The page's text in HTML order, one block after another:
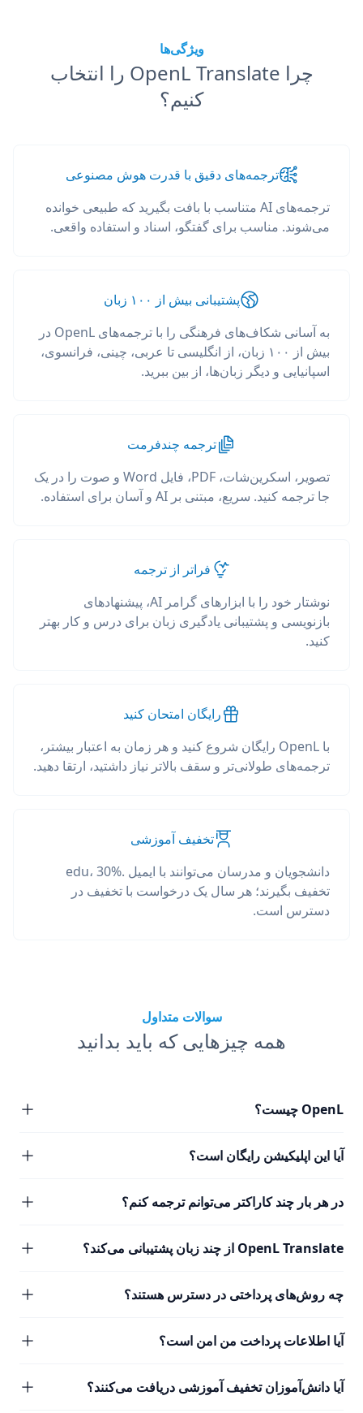
ویژگی‌ها
چرا OpenL Translate را انتخاب
کنیم؟
ترجمه‌های دقیق با قدرت هوش مصنوعی
ترجمه‌های AI متناسب با بافت بگیرید که طبیعی خوانده
می‌شوند. مناسب برای گفتگو، اسناد و استفاده واقعی.
پشتیبانی بیش از ۱۰۰ زبان
به آسانی شکاف‌های فرهنگی را با ترجمه‌های OpenL در
بیش از ۱۰۰ زبان، از انگلیسی تا عربی، چینی، فرانسوی،
اسپانیایی و دیگر زبان‌ها، از بین ببرید.
ترجمه چندفرمت
تصویر، اسکرین‌شات، PDF، فایل Word و صوت را در یک
جا ترجمه کنید. سریع، مبتنی بر AI و آسان برای استفاده.
فراتر از ترجمه
نوشتار خود را با ابزارهای گرامر AI، پیشنهادهای
بازنویسی و پشتیبانی یادگیری زبان برای درس و کار بهتر
کنید.
رایگان امتحان کنید
با OpenL رایگان شروع کنید و هر زمان به اعتبار بیشتر،
ترجمه‌های طولانی‌تر و سقف بالاتر نیاز داشتید، ارتقا دهید.
تخفیف آموزشی
دانشجویان و مدرسان می‌توانند با ایمیل .edu، 30%
تخفیف بگیرند؛ هر سال یک درخواست با تخفیف در
دسترس است.
سوالات متداول
همه چیزهایی که باید بدانید
OpenL چیست؟
آیا این اپلیکیشن رایگان است؟
در هر بار چند کاراکتر می‌توانم ترجمه کنم؟
OpenL Translate از چند زبان پشتیبانی می‌کند؟
چه روش‌های پرداختی در دسترس هستند؟
آیا اطلاعات پرداخت من امن است؟
آیا دانش‌آموزان تخفیف آموزشی دریافت می‌کنند؟